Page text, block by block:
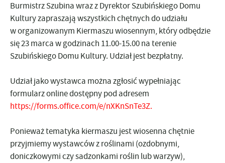
Burmistrz Szubina wraz z Dyrektor Szubińskiego Domu
Kultury zapraszają wszystkich chętnych do udziału
w organizowanym Kiermaszu wiosennym, który odbędzie
się 23 marca w godzinach 11.00-15.00 na terenie
Szubińskiego Domu Kultury. Udział jest bezpłatny.
Udział jako wystawca można zgłosić wypełniając
formularz online dostępny pod adresem
https://forms.office.com/e/nXKnSnTe3Z.
Ponieważ tematyka kiermaszu jest wiosenna chętnie
przyjmiemy wystawców z roślinami (ozdobnymi,
doniczkowymi czy sadzonkami roślin lub warzyw),